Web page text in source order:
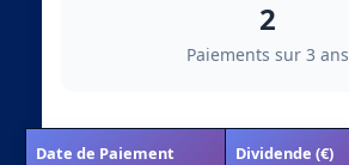
2
Paiements sur 3 ans
Date de Paiement Dividende (€)